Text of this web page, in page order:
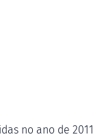
no ano de 2011